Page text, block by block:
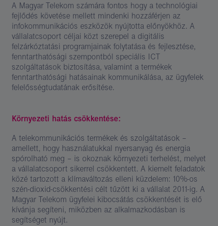
A Magyar Telekom számára fontos hogy a technológiai
fejlődés követése mellett mindenki hozzáférjen az
infokommunikációs eszközök nyújtotta előnyökhöz. A
vállalatcsoport céljai közt szerepel a digitális
felzárkóztatási programjainak folytatása és fejlesztése,
fenntarthatósági szempontból speciális ICT
szolgáltatások biztosítása, valamint a termékek
fenntarthatósági hatásainak kommunikálása, az ügyfelek
felelősségtudatának erősítése.
Környezeti hatás csökkentése:
A telekommunikációs termékek és szolgáltatások –
amellett, hogy használatukkal nyersanyag és energia
spórolható meg – is okoznak környezeti terhelést, melyet
a vállalatcsoport sikerrel csökkentett. A kiemelt feladatok
közé tartozott a klímaváltozás elleni küzdelem: 10%-os
szén-dioxid-csökkentési célt tűzött ki a vállalat 2011-ig. A
Magyar Telekom ügyfelei kibocsátás csökkentését is elő
kívánja segíteni, miközben az alkalmazkodásban is
segítséget nyújt.